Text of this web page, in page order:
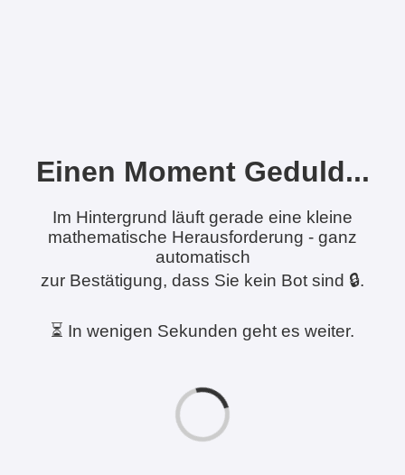
Einen Moment Geduld...
Im Hintergrund läuft gerade eine kleine
mathematische Herausforderung - ganz
automatisch
zur Bestätigung, dass Sie kein Bot sind 🔒.
⏳ In wenigen Sekunden geht es weiter.